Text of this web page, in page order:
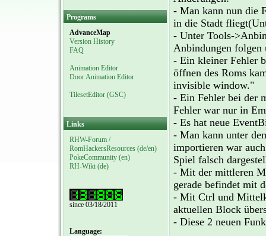
Programs
AdvanceMap
Version History
FAQ
Animation Editor
Door Animation Editor
TilesetEditor (GSC)
Links
RHW-Forum /
RomHackersResources (de/en)
PokeCommunity (en)
RH-Wiki (de)
since 03/18/2011
Language:
- Man kann nun die
in die Stadt
- Unter Tools-
Anbindungen folgen
- Ein kleiner Fehler
öffnen des Roms
invisible window."
- Ein Fehler bei der
Fehler war nur in
- Es hat neue
- Man kann unter
importieren war
Spiel falsch
- Mit der mittleren
gerade befindet mit
- Mit Ctrl und
aktuellen Block
- Diese 2 neuen